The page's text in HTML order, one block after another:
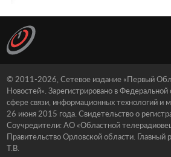
© 2011-2026, Сетевое издание «Первый
Новостей». Зарегистрировано в
сфере связи, информационных технологий и
26 июня 2015 года. Свидетельство о
Соучредители: АО «Областной
Правительство Орловской области. Главный
Т.В.